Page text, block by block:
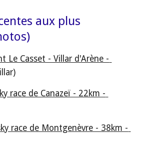
aux plus
Le Casset - Villar d'Arène -
race de Canazeï - 22km -
race de Montgenèvre - 38km -